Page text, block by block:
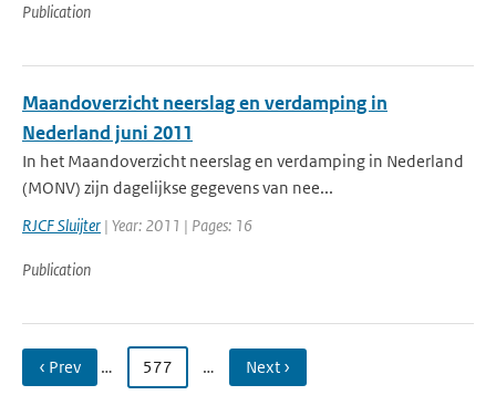
Publication
Maandoverzicht neerslag en verdamping in
Nederland juni 2011
In het Maandoverzicht neerslag en verdamping in Nederland
(MONV) zijn dagelijkse gegevens van nee...
RJCF Sluijter | Year: 2011 | Pages: 16
Publication
‹ Prev … 577 … Next ›